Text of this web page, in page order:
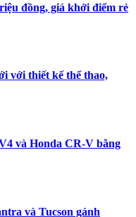
đồng, giá khởi điểm rẻ
với thiết kế thể thao,
và Honda CR-V bằng
và Tucson gánh